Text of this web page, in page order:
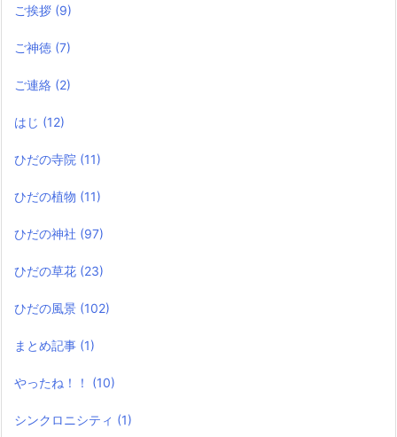
ご挨拶 (9)
ご神徳 (7)
ご連絡 (2)
はじ (12)
ひだの寺院 (11)
ひだの植物 (11)
ひだの神社 (97)
ひだの草花 (23)
ひだの風景 (102)
まとめ記事 (1)
やったね！！ (10)
シンクロニシティ (1)